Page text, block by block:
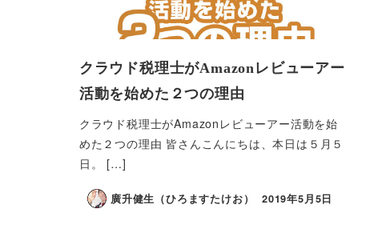
クラウド税理士がAmazonレビューアー
活動を始めた２つの理由
クラウド税理士がAmazonレビューアー活動を始
めた２つの理由 皆さんこんにちは、本日は５月５
日。 […]
廣升健生（ひろますたけお） 2019年5月5日